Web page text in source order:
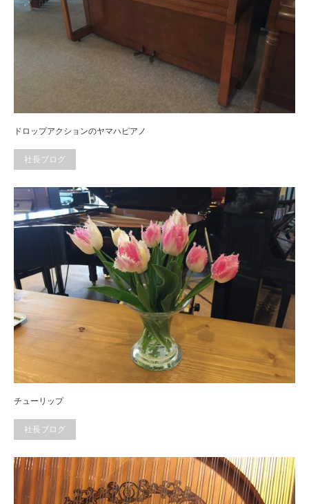
ドロップアクションのヤマハピアノ
社長ブログ
チューリップ
社長ブログ